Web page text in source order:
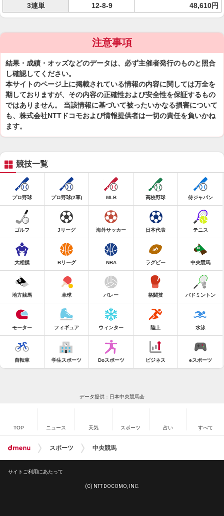
3連単
12-8-9 48,610円
注意事項
結果・成績・オッズなどのデータは、必ず主催者発行のものと照合
し確認してください。
本サイトのページ上に掲載されている情報の内容に関しては万全を
期しておりますが、その内容の正確性および安全性を保証するもの
ではありません。 当該情報に基づいて被ったいかなる損害について
も、株式会社NTTドコモおよび情報提供者は一切の責任を負いかね
ます。
競技一覧
プロ野球 プロ野球(2軍) MLB 高校野球 侍ジャパン
ゴルフ Jリーグ 海外サッカー 日本代表 テニス
大相撲 Bリーグ NBA ラグビー 中央競馬
地方競馬 卓球 バレー 格闘技 バドミントン
モーター フィギュア ウィンター 陸上 水泳
自転車 学生スポーツ Doスポーツ ビジネス eスポーツ
データ提供：日本中央競馬会
TOP ニュース 天気 スポーツ 占い すべて
スポーツ 中央競馬
サイトご利用にあたって
(C) NTT DOCOMO, INC.